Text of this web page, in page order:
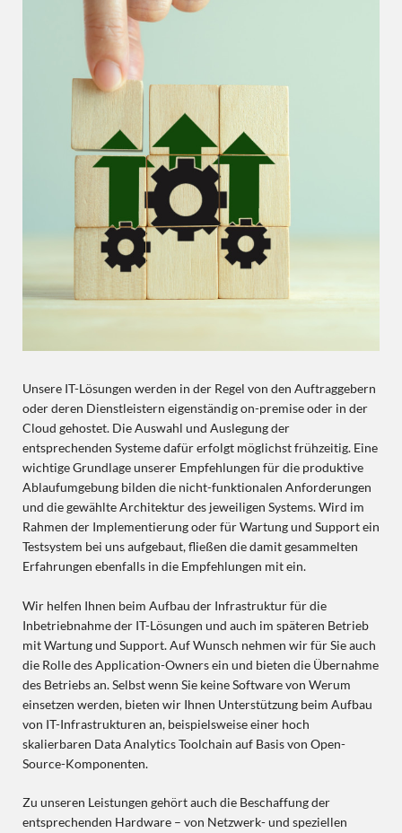
Unsere IT-Lösungen werden in der Regel von den Auftraggebern
oder deren Dienstleistern eigenständig on-premise oder in der
Cloud gehostet. Die Auswahl und Auslegung der
entsprechenden Systeme dafür erfolgt möglichst frühzeitig. Eine
wichtige Grundlage unserer Empfehlungen für die produktive
Ablaufumgebung bilden die nicht-funktionalen Anforderungen
und die gewählte Architektur des jeweiligen Systems. Wird im
Rahmen der Implementierung oder für Wartung und Support ein
Testsystem bei uns aufgebaut, fließen die damit gesammelten
Erfahrungen ebenfalls in die Empfehlungen mit ein.
Wir helfen Ihnen beim Aufbau der Infrastruktur für die
Inbetriebnahme der IT-Lösungen und auch im späteren Betrieb
mit Wartung und Support. Auf Wunsch nehmen wir für Sie auch
die Rolle des Application-Owners ein und bieten die Übernahme
des Betriebs an. Selbst wenn Sie keine Software von Werum
einsetzen werden, bieten wir Ihnen Unterstützung beim Aufbau
von IT-Infrastrukturen an, beispielsweise einer hoch
skalierbaren Data Analytics Toolchain auf Basis von Open-
Source-Komponenten.
Zu unseren Leistungen gehört auch die Beschaffung der
entsprechenden Hardware – von Netzwerk- und speziellen